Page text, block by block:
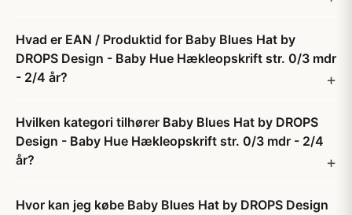
Hvad er EAN / Produktid for Baby Blues Hat by
DROPS Design - Baby Hue Hækleopskrift str. 0/3 mdr
- 2/4 år?
Hvilken kategori tilhører Baby Blues Hat by DROPS
Design - Baby Hue Hækleopskrift str. 0/3 mdr - 2/4
år?
Hvor kan jeg købe Baby Blues Hat by DROPS Design